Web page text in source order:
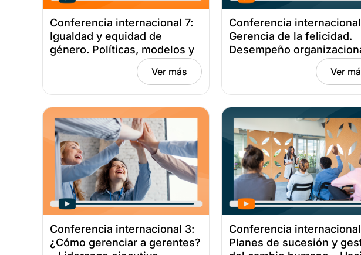
Conferencia internacional 7:
Igualdad y equidad de
género. Políticas, modelos y
acciones para marcar la
diferencia empresarial – De la
Ver más
Conferencia
Gerencia de la felicidad.
Desempeño
vida productiva – De la
a la práctica efectivaVer
Conferencia internacional 3:
¿Cómo gerenciar a gerentes?
Conferencia
Planes de sucesión y